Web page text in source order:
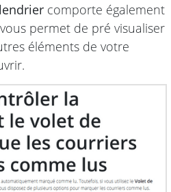
comporte également
permet de pré visualiser
éléments de votre